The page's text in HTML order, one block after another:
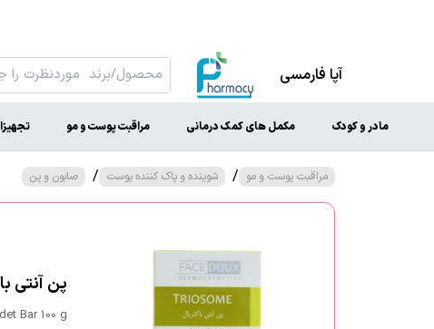
آپا فارمسی
مادر و کودک مکمل های کمک درمانی مراقبت پوست و مو
مراقبت پوست و مو / شوینده و پاک کننده پوست / صابون و پن
پن آنتی
Bar 100 g